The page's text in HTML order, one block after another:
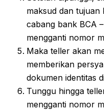
maksud dan
cabang bank BCA
mengganti nomor
Maka teller akan
memberikan
dokumen identitas
Tunggu hingga
mengganti nomor